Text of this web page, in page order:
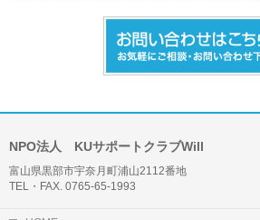
NPO法人 KUサポートクラブWill
富山県黒部市宇奈月町浦山2112番地
TEL・FAX. 0765-65-1993